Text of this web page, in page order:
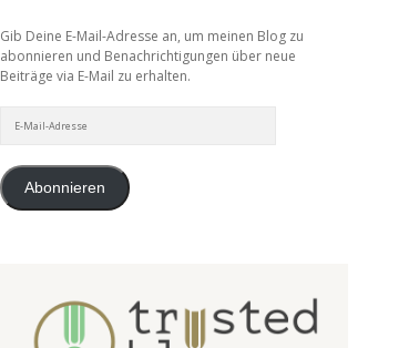
Gib Deine E-Mail-Adresse an, um meinen Blog zu
abonnieren und Benachrichtigungen über neue
Beiträge via E-Mail zu erhalten.
Mail-
Abonnieren